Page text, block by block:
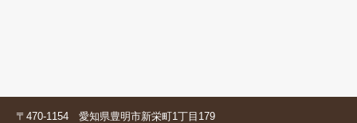
〒470-1154 愛知県豊明市新栄町1丁目179